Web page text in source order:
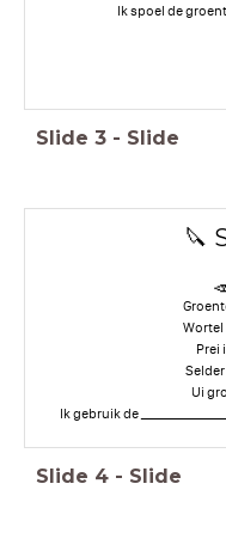
Ik spoel de
Slide 3 - Slide
🔪
Prei
Ui
Ik gebruik de
Slide 4 - Slide